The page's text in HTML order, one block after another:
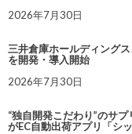
2026年7月30日
三井倉庫ホールディング
を開発・導入開始
2026年7月30日
“独自開発こだわり”のサ
がEC自動出荷アプリ「シ